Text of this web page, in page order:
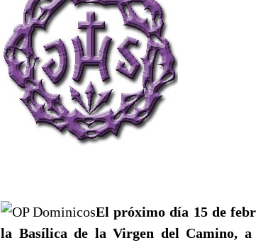
El próximo día 15 de
la Basílica de la Virgen del Camino,